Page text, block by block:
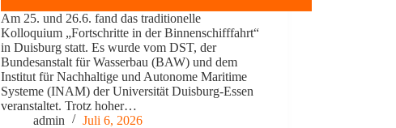
Am 25. und 26.6. fand das traditionelle
Kolloquium „Fortschritte in der Binnenschifffahrt“
in Duisburg statt. Es wurde vom DST, der
Bundesanstalt für Wasserbau (BAW) und dem
Institut für Nachhaltige und Autonome Maritime
Systeme (INAM) der Universität Duisburg-Essen
veranstaltet. Trotz hoher…
admin
Juli 6, 2026